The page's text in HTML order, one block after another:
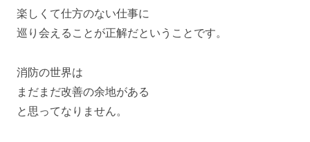
楽しくて仕方のない仕事に
巡り会えることが正解だということです。
消防の世界は
まだまだ改善の余地がある
と思ってなりません。